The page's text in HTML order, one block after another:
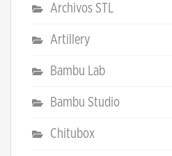
Archivos STL
Artillery
Bambu Lab
Bambu Studio
Chitubox